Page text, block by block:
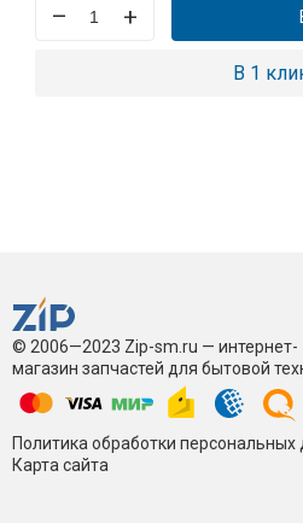
– +
В 1
© 2006—2023 Zip-sm.ru — интернет-
магазин запчастей для бытовой
Политика обработки персональных
Карта сайта